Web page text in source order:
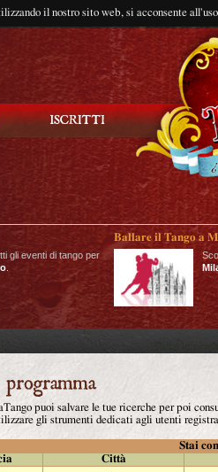
il nostro sito web, si acconsente
gli eventi di tango per
Ballare il Tango a
puoi salvare le tue ricerche per poi
gli strumenti dedicati agli utenti
Stai
Città